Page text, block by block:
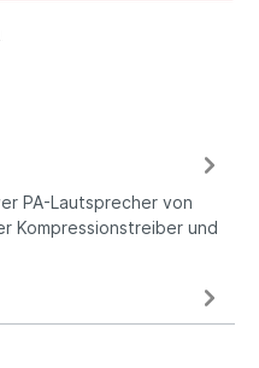
PA-Lautsprecher von
Kompressionstreiber und